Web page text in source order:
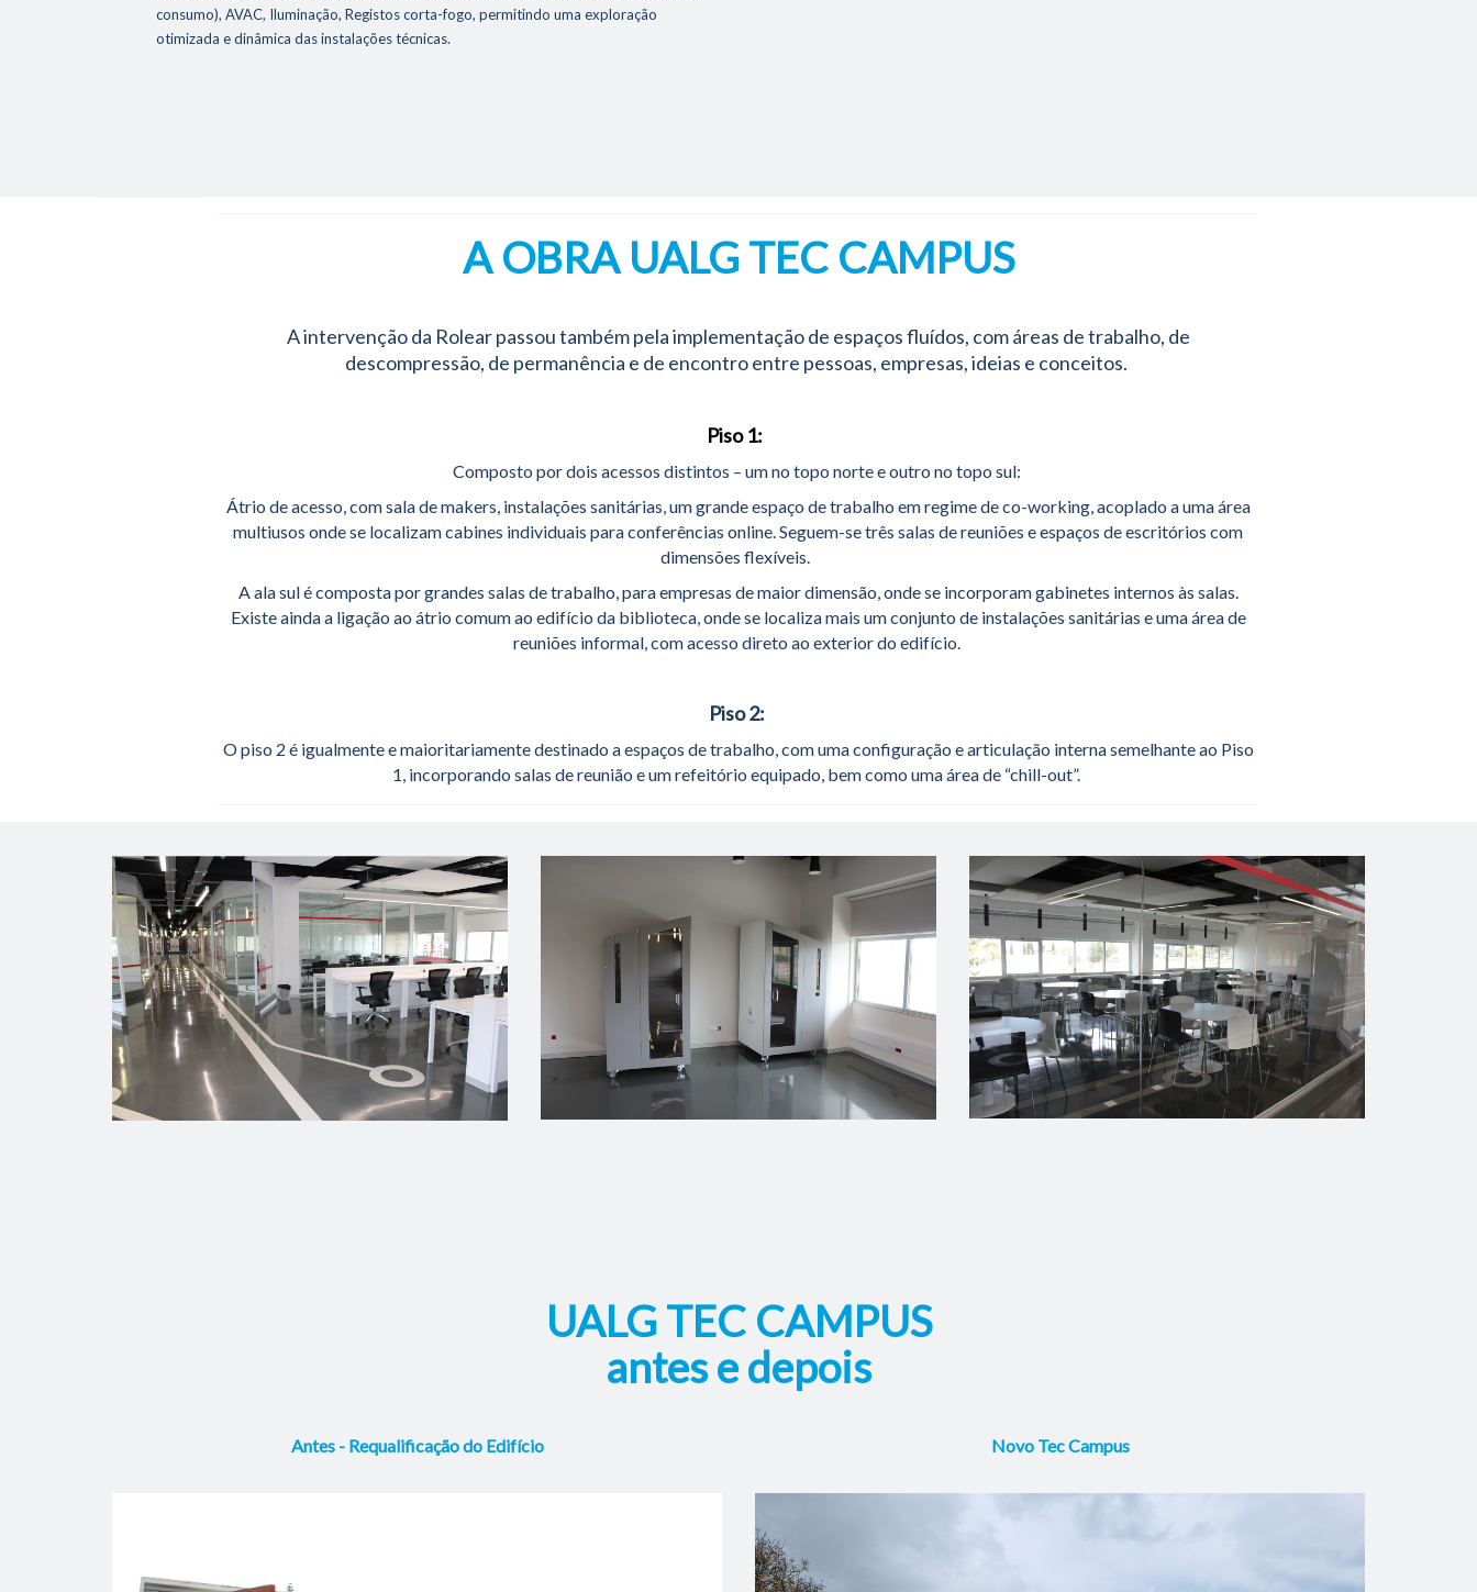
Serviços
- Quadros Elétricos e Automação Industrial
consumo), AVAC, Iluminação, Registos corta-fogo, permitindo uma exploração
otimizada e dinâmica das instalações técnicas.
A OBRA UALG TEC CAMPUS
A intervenção da Rolear passou também pela implementação de espaços fluídos, com áreas de trabalho, de
descompressão, de permanência e de encontro entre pessoas, empresas, ideias e conceitos.
Piso 1:
Composto por dois acessos distintos – um no topo norte e outro no topo sul:
Átrio de acesso, com sala de makers, instalações sanitárias, um grande espaço de trabalho em regime de co-working, acoplado a uma área
multiusos onde se localizam cabines individuais para conferências online. Seguem-se três salas de reuniões e espaços de escritórios com
dimensões flexíveis.
A ala sul é composta por grandes salas de trabalho, para empresas de maior dimensão, onde se incorporam gabinetes internos às salas.
Existe ainda a ligação ao átrio comum ao edifício da biblioteca, onde se localiza mais um conjunto de instalações sanitárias e uma área de
reuniões informal, com acesso direto ao exterior do edifício.
Piso 2:
O piso 2 é igualmente e maioritariamente destinado a espaços de trabalho, com uma configuração e articulação interna semelhante ao Piso
1, incorporando salas de reunião e um refeitório equipado, bem como uma área de “chill-out”.
UALG TEC CAMPUS
antes e depois
Antes - Requalificação do Edifício Novo Tec Campus